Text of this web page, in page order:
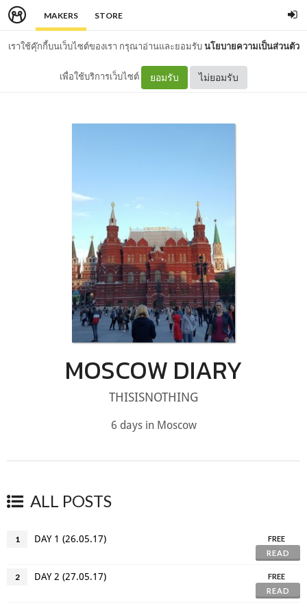
MAKERS STORE
เราใช้คุ๊กกี้บนเว็บไซต์ของเรา กรุณาอ่านและยอมรับนโยบายความเป็นส่วนตัว
เพื่อใช้บริการเว็บไซต์ ยอมรับ ไม่ยอมรับ
MOSCOW DIARY
THISISNOTHING
6 days in Moscow
ALL POSTS
1 DAY 1 (26.05.17)
FREE
READ
2 DAY 2 (27.05.17)
FREE
READ